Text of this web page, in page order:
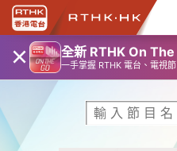
× 全新 RTHK On
一手掌握 RTHK 電台、電視節